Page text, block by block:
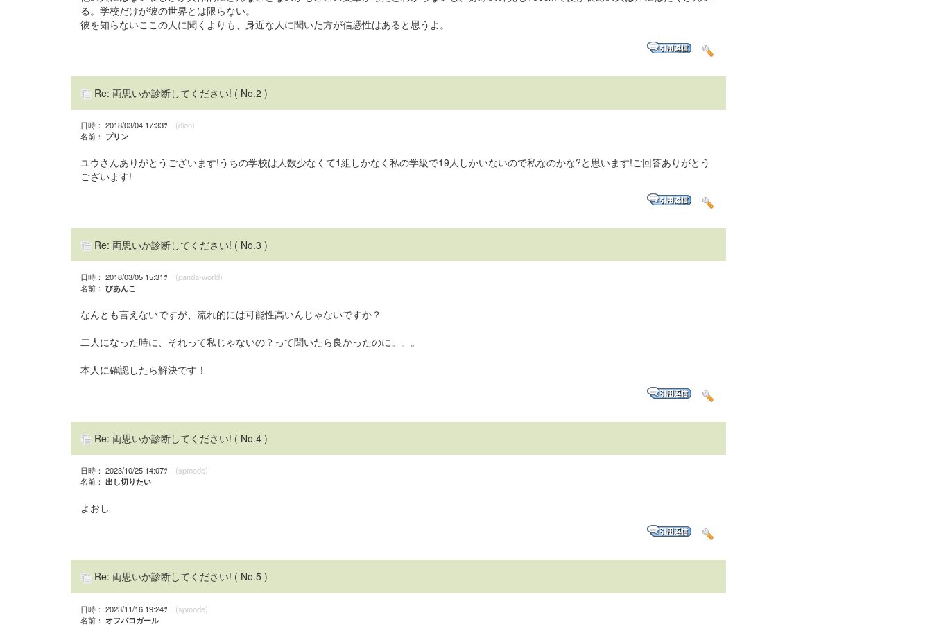
る。学校だけが彼の世界とは限らない。
彼を知らないここの人に聞くよりも、身近な人に聞いた方が信憑性はあると思うよ。
Re: 両思いか診断してください! ( No.2 )
日時： 2018/03/04 17:33ﾂ (dion)
名前： プリン
ユウさんありがとうございます!うちの学校は人数少なくて1組しかなく私の学級で19人しかいないので私なのかな?と思います!ご回答ありがとう
ございます!
Re: 両思いか診断してください! ( No.3 )
日時： 2018/03/05 15:31ﾂ (panda-world)
名前： びあんこ
なんとも言えないですが、流れ的には可能性高いんじゃないですか？
二人になった時に、それって私じゃないの？って聞いたら良かったのに。。。
本人に確認したら解決です！
Re: 両思いか診断してください! ( No.4 )
日時： 2023/10/25 14:07ﾂ (spmode)
名前： 出し切りたい
よおし
Re: 両思いか診断してください! ( No.5 )
日時： 2023/11/16 19:24ﾂ (spmode)
名前： オフパコガール